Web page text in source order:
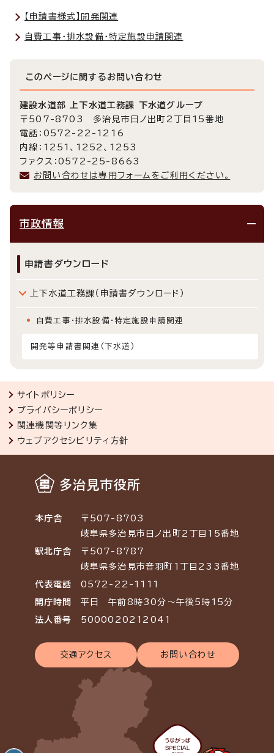
【申請書様式】開発関連
自費工事・排水設備・特定施設申請関連
このページに関する お問い合わせ
建設水道部 上下水道工務課 下水道グループ
〒507-8703 多治見市日ノ出町2丁目15番地
電話：0572-22-1216
内線：1251、1252、1253
ファクス：0572-25-8663
お問い合わせは専用フォームをご利用ください。
市政情報
申請書ダウンロード
上下水道工務課（申請書ダウンロード）
自費工事・排水設備・特定施設申請関連
開発等申請書関連（下水道）
サイトポリシー
プライバシーポリシー
関連機関等リンク集
ウェブアクセシビリティ方針
多治見市役所
本庁舎
〒507-8703
岐阜県多治見市日ノ出町2丁目15番地
駅北庁舎
〒507-8787
岐阜県多治見市音羽町1丁目233番地
代表電話 0572-22-1111
開庁時間 平日 午前8時30分～午後5時15分
法人番号 5000020212041
交通アクセス お問い合わせ